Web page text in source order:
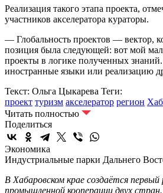
Реализация такого этапа проекта,
участников акселератора кураторы.
— Глобальность проектов — вектор,
позиция была следующей: вот мой
проекты в логике полученных
иностранные языки или реализацию
Текст: Ольга Цыкарева Теги:
проект туризм акселератор регион
Читать полностью
Поделиться
Экономика
Индустриальные парки Дальнего
В Хабаровском крае создаётся
промышленной кооперации двух